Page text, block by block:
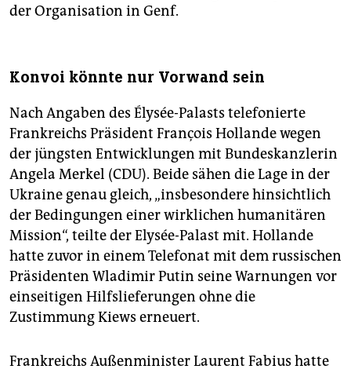
der Organisation in Genf.
Konvoi könnte nur Vorwand sein
Nach Angaben des Élysée-Palasts telefonierte
Frankreichs Präsident François Hollande wegen
der jüngsten Entwicklungen mit Bundeskanzlerin
Angela Merkel (CDU). Beide sähen die Lage in der
Ukraine genau gleich, „insbesondere hinsichtlich
der Bedingungen einer wirklichen humanitären
Mission“, teilte der Elysée-Palast mit. Hollande
hatte zuvor in einem Telefonat mit dem russischen
Präsidenten Wladimir Putin seine Warnungen vor
einseitigen Hilfslieferungen ohne die
Zustimmung Kiews erneuert.
Frankreichs Außenminister Laurent Fabius hatte